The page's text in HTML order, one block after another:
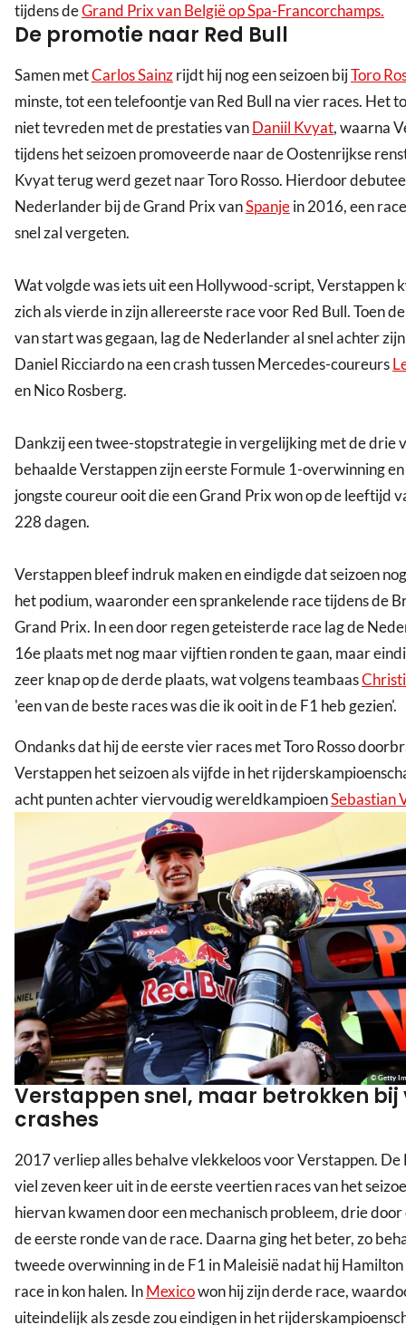
tijdens deGrand Prix van België op Spa-Francorchamps.
De promotie naar Red Bull
Samen metCarlos Sainzrijdt hij nog een seizoen bijToro
minste, tot een telefoontje van Red Bull na vier races. Het
niet tevreden met de prestaties vanDaniil Kvyat, waarna
tijdens het seizoen promoveerde naar de Oostenrijkse
Kvyat terug werd gezet naar Toro Rosso. Hierdoor
Nederlander bij de Grand Prix vanSpanjein 2016, een
snel zal vergeten.
Wat volgde was iets uit een Hollywood-script, Verstappen
zich als vierde in zijn allereerste race voor Red Bull. Toen
van start was gegaan, lag de Nederlander al snel achter
Daniel Ricciardo na een crash tussen Mercedes-coureurs
en Nico Rosberg.
Dankzij een twee-stopstrategie in vergelijking met de drie
behaalde Verstappen zijn eerste Formule 1-overwinning
jongste coureur ooit die een Grand Prix won op de leeftijd
228 dagen.
Verstappen bleef indruk maken en eindigde dat seizoen
het podium, waaronder een sprankelende race tijdens de
Grand Prix. In een door regen geteisterde race lag de
16e plaats met nog maar vijftien ronden te gaan, maar
zeer knap op de derde plaats, wat volgens teambaas
'een van de beste races was die ik ooit in de F1 heb gezien'.
Ondanks dat hij de eerste vier races met Toro Rosso
Verstappen het seizoen als vijfde in het
acht punten achter viervoudig wereldkampioenSebastian
© Getty
Verstappen snel, maar betrokken bij
crashes
2017 verliep alles behalve vlekkeloos voor Verstappen.
viel zeven keer uit in de eerste veertien races van het
hiervan kwamen door een mechanisch probleem, drie door
de eerste ronde van de race. Daarna ging het beter, zo
tweede overwinning in de F1 in Maleisië nadat hij Hamilton
race in kon halen. InMexicowon hij zijn derde race,
uiteindelijk als zesde zou eindigen in het